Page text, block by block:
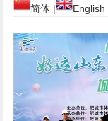
简体 | English